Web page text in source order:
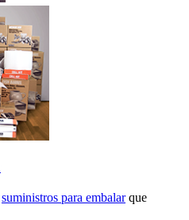
suministros para embalarque